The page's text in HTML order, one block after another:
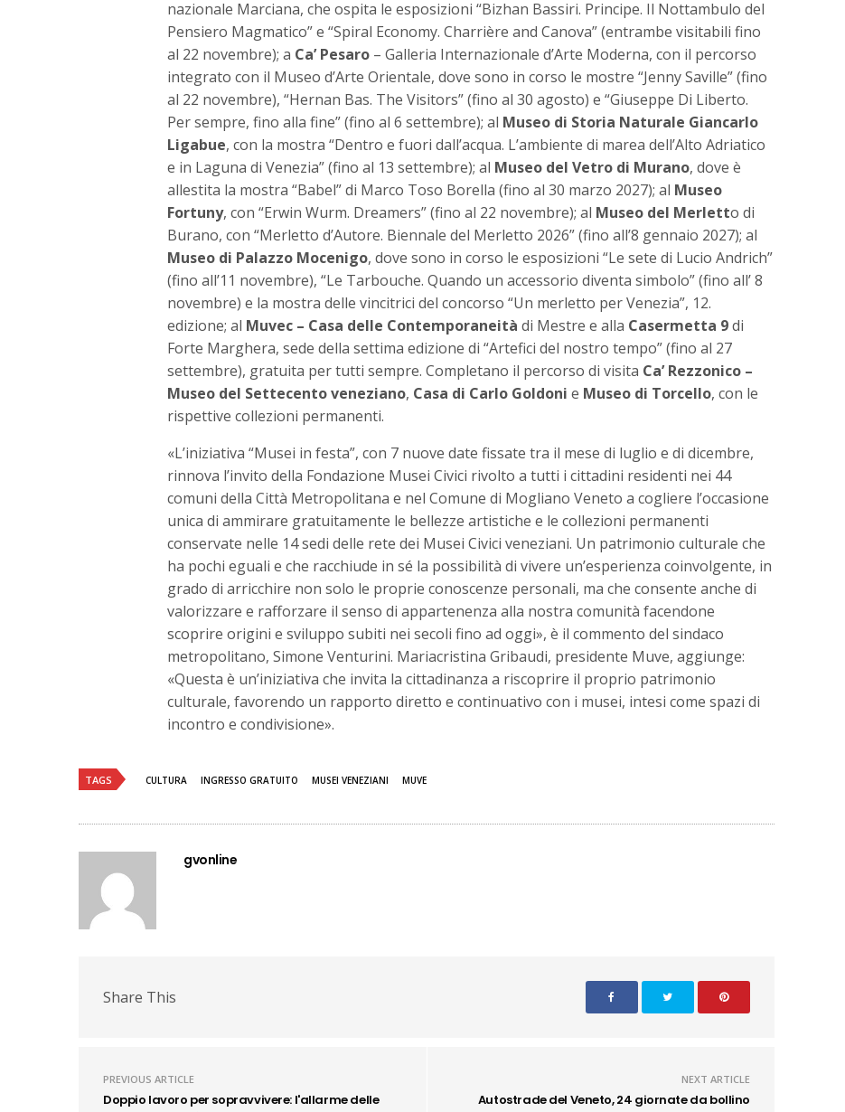
nazionale Marciana, che ospita le esposizioni “Bizhan Bassiri. Principe. Il Nottambulo del
Pensiero Magmatico” e “Spiral Economy. Charrière and Canova” (entrambe visitabili fino
al 22 novembre); a Ca’ Pesaro – Galleria Internazionale d’Arte Moderna, con il percorso
integrato con il Museo d’Arte Orientale, dove sono in corso le mostre “Jenny Saville” (fino
al 22 novembre), “Hernan Bas. The Visitors” (fino al 30 agosto) e “Giuseppe Di Liberto.
Per sempre, fino alla fine” (fino al 6 settembre); al Museo di Storia Naturale Giancarlo
Ligabue, con la mostra “Dentro e fuori dall’acqua. L’ambiente di marea dell’Alto Adriatico
e in Laguna di Venezia” (fino al 13 settembre); al Museo del Vetro di Murano, dove è
allestita la mostra “Babel” di Marco Toso Borella (fino al 30 marzo 2027); al Museo
Fortuny, con “Erwin Wurm. Dreamers” (fino al 22 novembre); al Museo del Merletto di
Burano, con “Merletto d’Autore. Biennale del Merletto 2026” (fino all’8 gennaio 2027); al
Museo di Palazzo Mocenigo, dove sono in corso le esposizioni “Le sete di Lucio Andrich”
(fino all’11 novembre), “Le Tarbouche. Quando un accessorio diventa simbolo” (fino all’ 8
novembre) e la mostra delle vincitrici del concorso “Un merletto per Venezia”, 12.
edizione; al Muvec – Casa delle Contemporaneità di Mestre e alla Casermetta 9di
Forte Marghera, sede della settima edizione di “Artefici del nostro tempo” (fino al 27
settembre), gratuita per tutti sempre. Completano il percorso di visita Ca’ Rezzonico –
Museo del Settecento veneziano, Casa di Carlo Goldoni e Museo di Torcello, con le
rispettive collezioni permanenti.
«L’iniziativa “Musei in festa”, con 7 nuove date fissate tra il mese di luglio e di dicembre,
rinnova l’invito della Fondazione Musei Civici rivolto a tutti i cittadini residenti nei 44
comuni della Città Metropolitana e nel Comune di Mogliano Veneto a cogliere l’occasione
unica di ammirare gratuitamente le bellezze artistiche e le collezioni permanenti
conservate nelle 14 sedi delle rete dei Musei Civici veneziani. Un patrimonio culturale che
ha pochi eguali e che racchiude in sé la possibilità di vivere un’esperienza coinvolgente, in
grado di arricchire non solo le proprie conoscenze personali, ma che consente anche di
valorizzare e rafforzare il senso di appartenenza alla nostra comunità facendone
scoprire origini e sviluppo subiti nei secoli fino ad oggi», è il commento del sindaco
metropolitano, Simone Venturini. Mariacristina Gribaudi, presidente Muve, aggiunge:
«Questa è un’iniziativa che invita la cittadinanza a riscoprire il proprio patrimonio
culturale, favorendo un rapporto diretto e continuativo con i musei, intesi come spazi di
incontro e condivisione».
TAGS CULTURA INGRESSO GRATUITO MUSEI VENEZIANI MUVE
gvonline
Share This
PREVIOUS ARTICLE
Doppio lavoro per sopravvivere: l'allarme delle
NEXT ARTICLE
Autostrade del Veneto, 24 giornate da bollino